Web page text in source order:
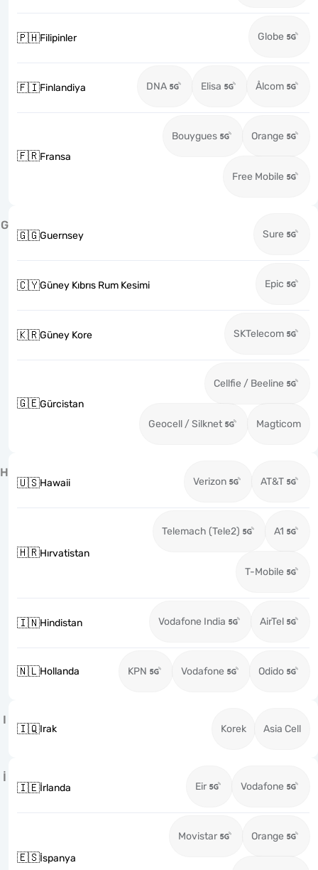
🇵🇭Filipinler Globe
🇫🇮Finlandiya DNA Elisa Ålcom
🇫🇷Fransa
Bouygues Orange
Free Mobile
G
🇬🇬Guernsey Sure
🇨🇾Güney Kıbrıs Rum Kesimi Epic
🇰🇷Güney Kore SKTelecom
🇬🇪Gürcistan
Cellfie / Beeline
Geocell / Silknet Magticom
H
🇺🇸Hawaii Verizon AT&T
🇭🇷Hırvatistan
Telemach (Tele2) A1
T-Mobile
🇮🇳Hindistan Vodafone India AirTel
🇳🇱Hollanda KPN Vodafone Odido
I
🇮🇶Irak Korek Asia Cell
İ
🇮🇪İrlanda Eir Vodafone
🇪🇸İspanya
Movistar Orange